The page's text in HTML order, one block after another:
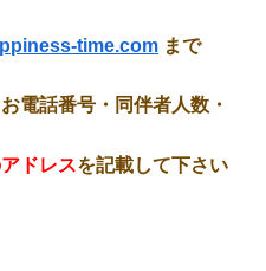
time.com まで
・同伴者人数・
ドレスを記載して下さい